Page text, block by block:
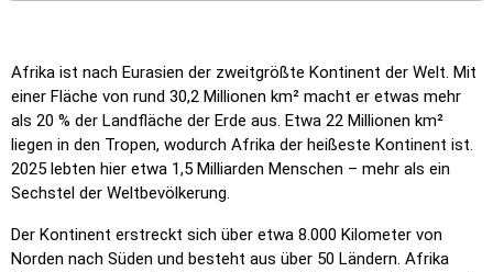
Afrika ist nach Eurasien der zweitgrößte Kontinent der Welt. Mit
einer Fläche von rund 30,2 Millionen km² macht er etwas mehr
als 20 % der Landfläche der Erde aus. Etwa 22 Millionen km²
liegen in den Tropen, wodurch Afrika der heißeste Kontinent ist.
2025 lebten hier etwa 1,5 Milliarden Menschen – mehr als ein
Sechstel der Weltbevölkerung.
Der Kontinent erstreckt sich über etwa 8.000 Kilometer von
Norden nach Süden und besteht aus über 50 Ländern. Afrika